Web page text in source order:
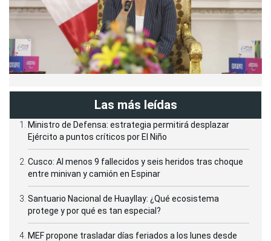
Las más leídas
Ministro de Defensa: estrategia permitirá desplazar
Ejército a puntos críticos por El Niño
Cusco: Al menos 9 fallecidos y seis heridos tras choque
entre minivan y camión en Espinar
Santuario Nacional de Huayllay: ¿Qué ecosistema
protege y por qué es tan especial?
MEF propone trasladar días feriados a los lunes desde